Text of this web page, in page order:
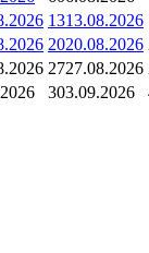
1313.08.2026
2020.08.2026
2727.08.2026
303.09.2026